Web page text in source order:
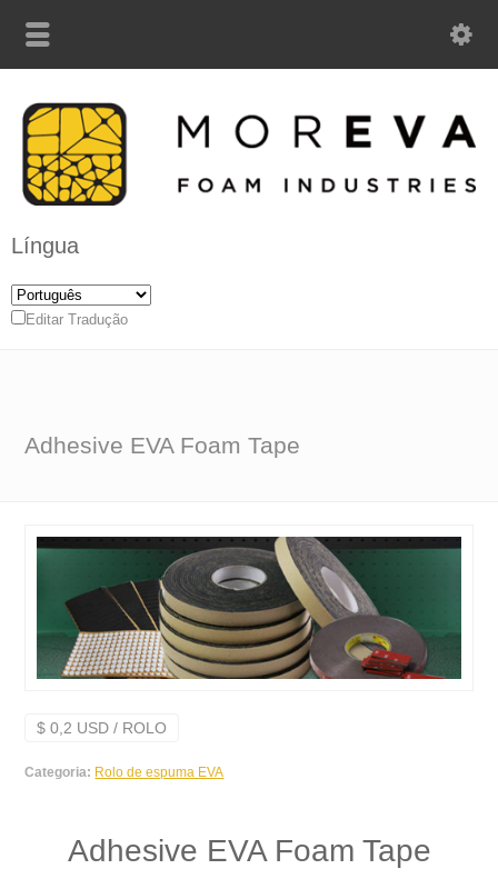
Língua
Editar Tradução
Adhesive EVA Foam Tape
$ 0,2 USD / ROLO
Categoria: Rolo de espuma EVA
Adhesive EVA Foam Tape